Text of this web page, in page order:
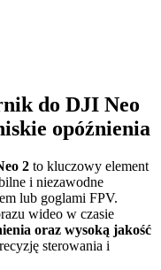
do DJI Neo
opóźnienia
2 to kluczowy element
i niezawodne
lub goglami FPV.
wideo w czasie
oraz wysoką jakość
sterowania i